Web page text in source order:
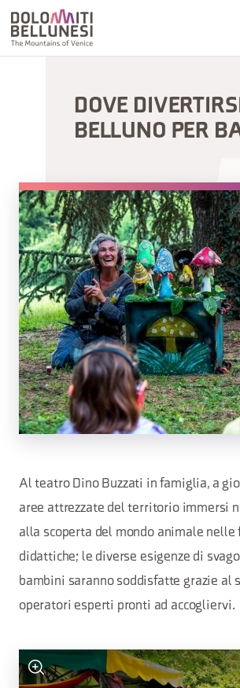
DOVE
BELLUNO PER
Al teatro Dino Buzzati in famiglia, a
aree attrezzate del territorio immersi
alla scoperta del mondo animale nelle
didattiche; le diverse esigenze di
bambini saranno soddisfatte grazie al
operatori esperti pronti ad accogliervi.